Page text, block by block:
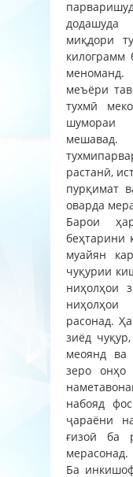
миқдори
килограмм
меъёри
тухмӣ
шумораи
растанӣ,
пурқимат
оварда
Барои
беҳтарини
муайян
чуқурии
ниҳолҳои
расонад.
зиёд
меоянд ва
зеро
набояд
ҷараёни
ғизоӣ ба
мерасонад.
Ба